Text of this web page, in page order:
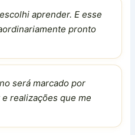
aprender. E esse
pronto
será marcado por
realizações que me